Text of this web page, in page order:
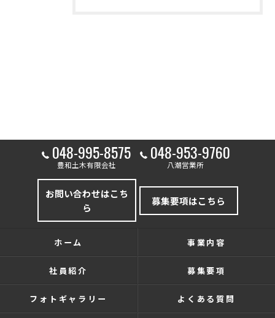
048-995-8575
豊和土木有限会社
048-953-9760
八潮営業所
お問い合わせはこち
ら
募集要項はこちら
ホーム 事業内容
社員紹介 募集要項
フォトギャラリー よくある質問